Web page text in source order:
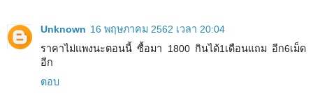
Unknown 16 พฤษภาคม 2562 เวลา 20:04
ราคาไม่แพงนะตอนนี้ ซื้อมา 1800 กินได้1เดือนแถม อีก6เม็ด
อีก
ตอบ